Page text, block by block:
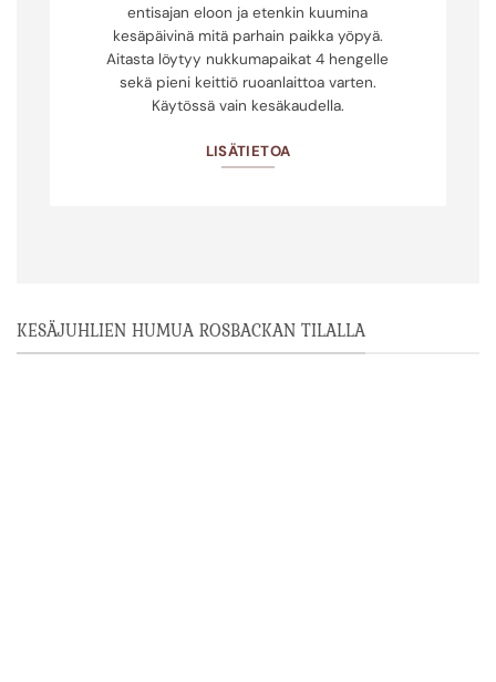
entisajan eloon ja etenkin kuumina
kesäpäivinä mitä parhain paikka yöpyä.
Aitasta löytyy nukkumapaikat 4 hengelle
sekä pieni keittiö ruoanlaittoa varten.
Käytössä vain kesäkaudella.
LISÄTIETOA
KESÄJUHLIEN HUMUA ROSBACKAN TILALLA